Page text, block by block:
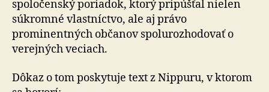
spoločenský poriadok, ktorý pripúšťal nielen
súkromné vlastníctvo, ale aj právo
prominentných občanov spolurozhodovať o
verejných veciach.
Dôkaz o tom poskytuje text z Nippuru, v ktorom